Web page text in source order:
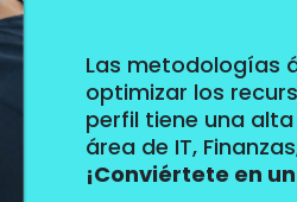
Las metodologías
optimizar los
perfil tiene una
área de IT,
¡Conviértete en